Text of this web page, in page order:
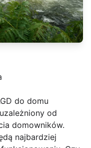
do domu
od
domowników.
najbardziej